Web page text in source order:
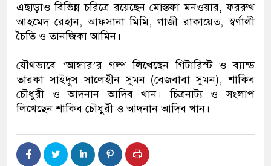
এছাড়াও বিভিন্ন চরিত্রে রয়েছেন মোস্তফা মনওয়ার, ফররুখ
আহমেদ রেহান, আফসানা মিমি, গাজী রাকায়েত, স্বর্ণালী
চৈতি ও তানজিকা আমিন।
যৌথভাবে ‘আন্ধার’র গল্প লিখেছেন গিটারিস্ট ও ব্যান্ড
তারকা সাইদুস সালেহীন সুমন (বেজবাবা সুমন), শাকিব
চৌধুরী ও আদনান আদিব খান। চিত্রনাট্য ও সংলাপ
লিখেছেন শাকিব চৌধুরী ও আদনান আদিব খান।